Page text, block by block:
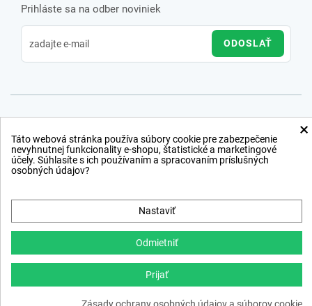
Prihláste sa na odber noviniek
ODOSLAŤ
×
Táto webová stránka používa súbory cookie pre zabezpečenie
nevyhnutnej funkcionality e-shopu, štatistické a marketingové
účely. Súhlasíte s ich používaním a spracovaním príslušných
osobných údajov?
Nastaviť
Odmietniť
Prijať